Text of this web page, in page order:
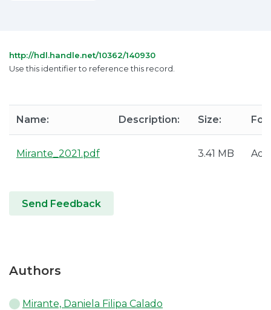
http://hdl.handle.net/10362/140930
Use this identifier to reference this record.
Name: Description: Size:
Mirante_2021.pdf 3.41 MB
Send Feedback
Authors
Mirante, Daniela Filipa Calado